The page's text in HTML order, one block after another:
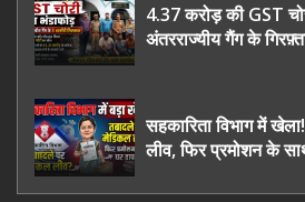
4.37 करोड़ की GST
अंतरराज्यीय गैंग के
सहकारिता विभाग में
लीव, फिर प्रमोशन के